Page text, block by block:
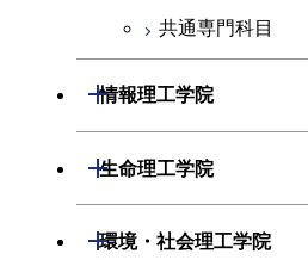
初年次専門科目
共通専門科目
共通専門科目
情報理工学院
開閉
数理・計算科学系
生命理工学院
開閉
生命理工学系
環境・社会理工学院
開閉